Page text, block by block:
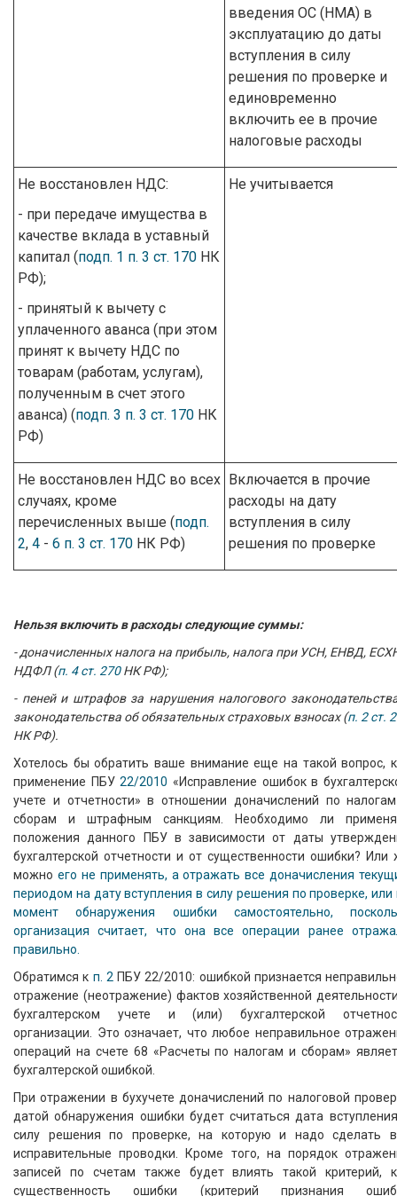
введения ОС (НМА) в
эксплуатацию до даты
вступления в силу
решения по проверке и
единовременно
включить ее в прочие
налоговые расходы
Не восстановлен НДС:
- при передаче имущества в
качестве вклада в уставный
капитал (подп. 1 п. 3 ст. 170 НК
РФ);
- принятый к вычету с
уплаченного аванса (при этом
принят к вычету НДС по
товарам (работам, услугам),
полученным в счет этого
аванса) (подп. 3 п. 3 ст. 170 НК
РФ)
Не учитывается
Не восстановлен НДС во всех
случаях, кроме
перечисленных выше (подп.
2, 4 - 6 п. 3 ст. 170 НК РФ)
Включается в прочие
расходы на дату
вступления в силу
решения по проверке
Нельзя включить в расходы следующие суммы:
- доначисленных налога на прибыль, налога при УСН, ЕНВД,
НДФЛ (п. 4 ст. 270НК РФ);
- пеней и штрафов за нарушения налогового
законодательства об обязательных страховых взносах (п. 2 ст.
НК РФ).
Хотелось бы обратить ваше внимание еще на такой вопрос,
применение ПБУ22/2010 «Исправление ошибок в
учете и отчетности» в отношении доначислений по
сборам и штрафным санкциям. Необходимо ли
положения данного ПБУ в зависимости от даты
бухгалтерской отчетности и от существенности ошибки? Или
можно его не применять, а отражать все доначисления
периодом на дату вступления в силу решения по проверке, или
момент обнаружения ошибки самостоятельно,
организация считает, что она все операции ранее
правильно.
Обратимся к п. 2 ПБУ 22/2010: ошибкой признается
отражение (неотражение) фактов хозяйственной
бухгалтерском учете и (или) бухгалтерской
организации. Это означает, что любое неправильное
операций на счете 68 «Расчеты по налогам и сборам»
бухгалтерской ошибкой.
При отражении в бухучете доначислений по налоговой
датой обнаружения ошибки будет считаться дата
силу решения по проверке, на которую и надо сделать
исправительные проводки. Кроме того, на порядок
записей по счетам также будет влиять такой критерий,
существенность ошибки (критерий признания